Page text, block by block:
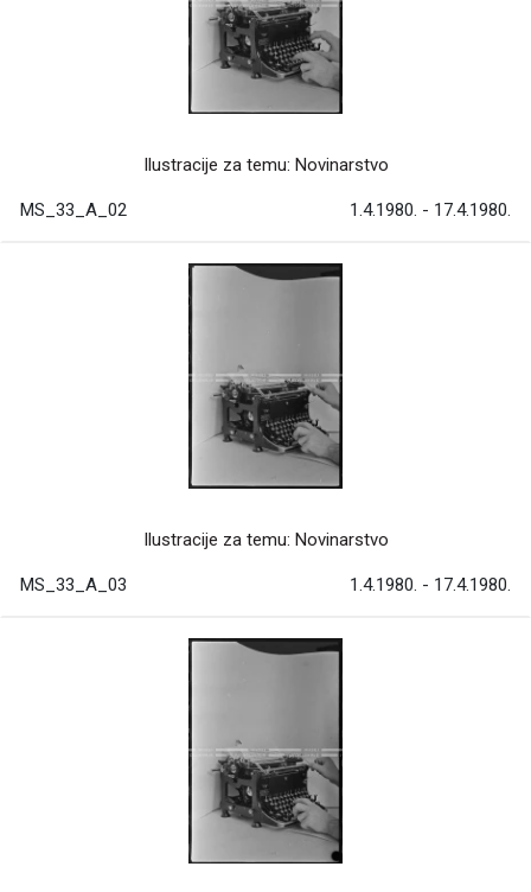
Ilustracije za temu: Novinarstvo
MS_33_A_02 1.4.1980. - 17.4.1980.
Ilustracije za temu: Novinarstvo
MS_33_A_03 1.4.1980. - 17.4.1980.